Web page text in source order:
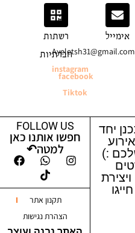
אימייל
Ayeletsh31@gmail.com
רשתות
חברתיות
instagram
facebook
Tiktok
יחד
:)
FOLLOW US
חפשו אותנו כאן
למטה↶
תקנון אתר
הצהרת נגישות